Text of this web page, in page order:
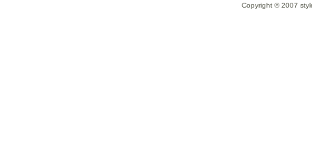
Copyright © 2007